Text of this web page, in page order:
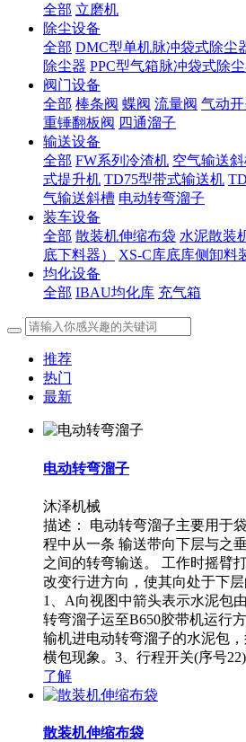
全部 立磨机
除尘设备
全部 DMC型单机脉冲袋式除尘
除尘器 PPC型气箱脉冲袋式除
阀门设备
全部 棒条阀 蝶阀 流量阀 气动开
重锤翻板阀 四通溜子
输送设备
全部 FW系列冷渣机 空气输送
式提升机 TD75型带式输送机
气输送斜槽 电动转弯溜子
装车设备
全部 散装机伸缩布袋 水泥散装
底下料器）
XS-C库底库侧卸料
均化设备
全部 IBAU均化库 充气箱
推荐
热门
最新
电动转弯溜子
沐泽机械
描述：
电动转弯溜子主要用于
程中从一条 输送带向下层与之
之间的转弯输送。 工作时摇臂
改变行进方向，使其向处于下
1、A向视图中箭头表示水泥包
转弯溜子运至B650胶带机运行
输机进电动转弯溜子的水泥包
横包现象。3、行程开关(序号
了解
散装机伸缩布袋